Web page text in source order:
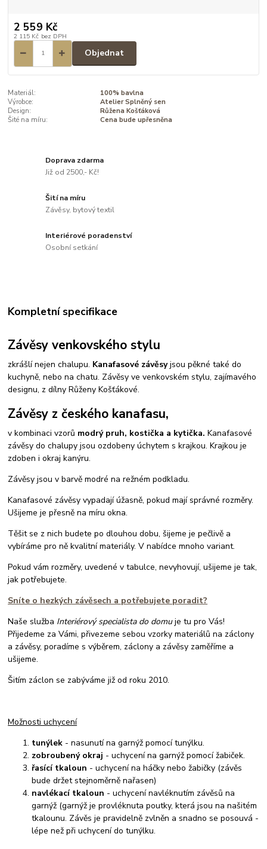
2 559 Kč
2 115 Kč bez DPH
Objednat
Materiál:
100% bavlna
Výrobce:
Atelier Splněný sen
Design:
Růžena Košťáková
Šité na míru:
Cena bude upřesněna
Doprava zdarma
Již od 2500,- Kč!
Šití na míru
Závěsy, bytový textil
Interiérové poradenství
Osobní setkání
Kompletní specifikace
Závěsy venkovského stylu
zkrášlí nejen chalupu. Kanafasové závěsyjsou pěkné také do
kuchyně, nebo na chatu. Závěsy ve venkovském stylu, zajímavého
designu, z dílny Růženy Košťákové.
Závěsy z českého kanafasu,
v kombinaci vzorů modrý pruh, kostička a kytička.Kanafasové
závěsy do chalupy jsou ozdobeny úchytem s krajkou. Krajkou je
zdoben i okraj kanýru.
Závěsy jsou v barvě modré na režném podkladu.
Kanafasové závěsy vypadají úžasně, pokud mají správné rozměry.
Ušijeme je přesně na míru okna.
Těšit se z nich budete po dlouhou dobu, šijeme je pečlivě a
vybíráme pro ně kvalitní materiály. V nabídce mnoho variant.
Pokud vám rozměry, uvedené v tabulce, nevyhovují, ušijeme je tak,
jak potřebujete.
Sníte o hezkých závěsech a potřebujete poradit?
Naše služba Interiérový specialista do domuje tu pro Vás!
Přijedeme za Vámi, přivezeme sebou vzorky materiálů na záclony
a závěsy, poradíme s výběrem, záclony a závěsy zaměříme a
ušijeme.
Šitím záclon se zabýváme již od roku 2010.
Možnosti uchycení
tunýlek - nasunutí na garnýž pomocí tunýlku.
zobroubený okraj - uchycení na garnýž pomocí žabiček.
řasící tkaloun - uchycení na háčky nebo žabičky (závěs
bude držet stejnoměrně nařasen)
navlékací tkaloun - uchycení navléknutím závěsů na
garnýž (garnýž je provléknuta poutky, která jsou na našitém
tkalounu. Závěs je pravidelně zvlněn a snadno se posouvá -
lépe než při uchycení do tunýlku.